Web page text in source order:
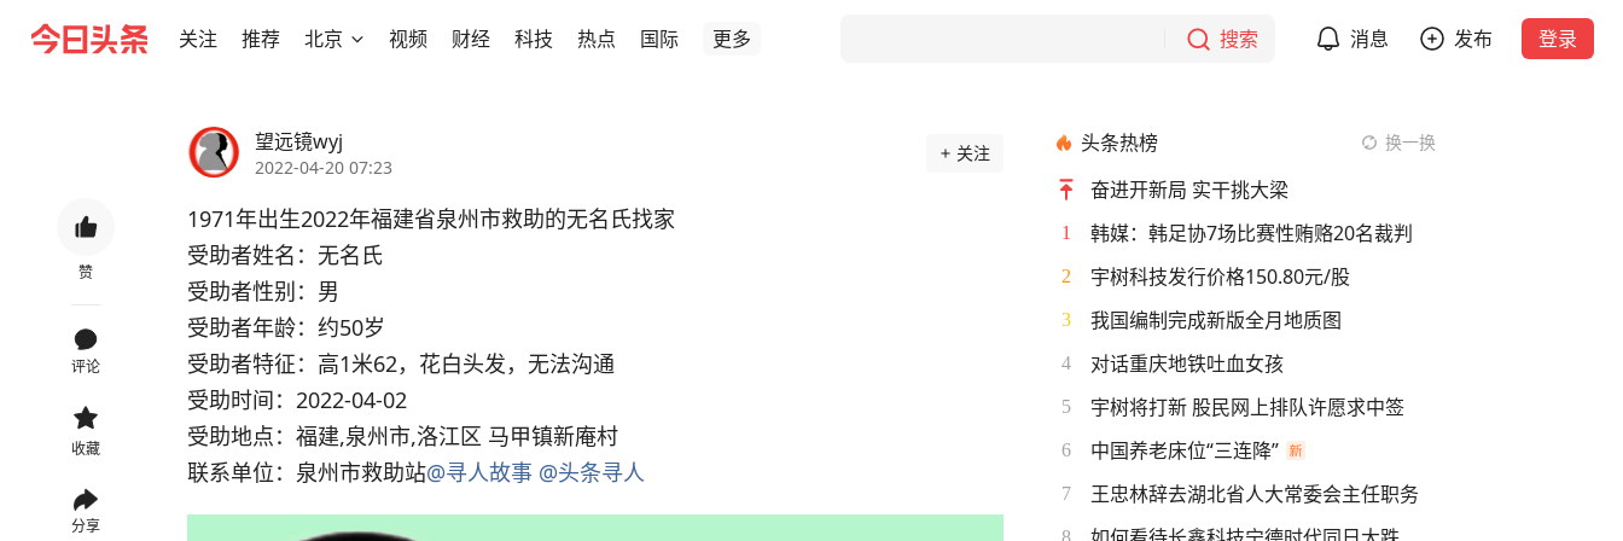
关注 推荐 北京 视频 财经 科技 热点 国际 更多 搜索 消息 发布 登录
赞
评论
收藏
分享
望远镜wyj
2022-04-20 07:23
关注
1971年出生2022年福建省泉州市救助的无名氏找家
受助者姓名：无名氏
受助者性别：男
受助者年龄：约50岁
受助者特征：高1米62，花白头发，无法沟通
受助时间：2022-04-02
受助地点：福建,泉州市,洛江区 马甲镇新庵村
联系单位：泉州市救助站@寻人故事 @头条寻人
头条热榜 换一换
奋进开新局 实干挑大梁
1 韩媒：韩足协7场比赛性贿赂20名裁判
2 宇树科技发行价格150.80元/股
3 我国编制完成新版全月地质图
4 对话重庆地铁吐血女孩
5 宇树将打新 股民网上排队许愿求中签
6 中国养老床位“三连降”
7 王忠林辞去湖北省人大常委会主任职务
8